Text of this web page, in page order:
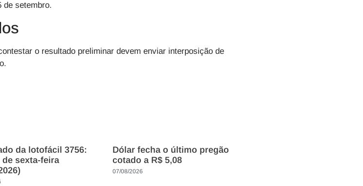
de setembro.
o resultado preliminar devem enviar interposição de
da lotofácil 3756:
sexta-feira
Dólar fecha o último pregão
cotado a R$ 5,08
07/08/2026